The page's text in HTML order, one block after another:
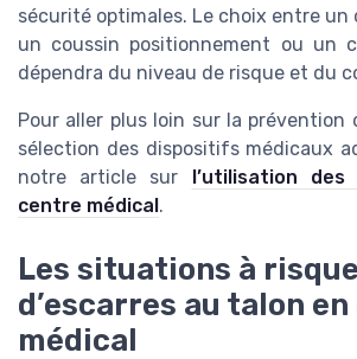
sécurité optimales. Le choix entre un
un coussin positionnement ou un
dépendra du niveau de risque et du
Pour aller plus loin sur la prévention
sélection des dispositifs médicaux
notre article sur l’utilisation des
centre médical.
Les situations à risque
d’escarres au talon
médical